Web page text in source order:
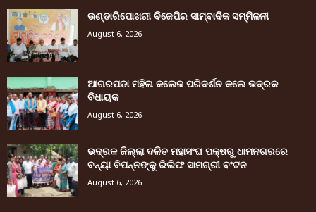
ଭଣ୍ଡାରିପୋଖରୀ ବିଜେପିର ସାମ୍ବାଦିକ ସମ୍ମିଳନୀ
August 6, 2026
ଆଗରପଡା ମହିଳା କଲେଜ ପରିଦର୍ଶନ କଲେ ଭଦ୍ରକ
ବିଧାୟକ
August 6, 2026
ଭଦ୍ରକ ଜିଲ୍ଲା ଦଳିତ ମହାସଂଘ ପକ୍ଷରୁ ଧାମନଗରରେ
ବନ୍ୟା ବିପନ୍ନଙ୍କୁ ରିଲିଫ ସାମଗ୍ରୀ ବଂଟନ
August 6, 2026